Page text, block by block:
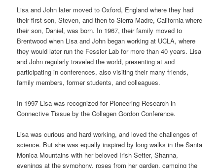
Lisa and John later moved to Oxford, England where they had
their first son, Steven, and then to Sierra Madre, California where
their son, Daniel, was born. In 1967, their family moved to
Brentwood when Lisa and John began working at UCLA, where
they would later run the Fessler Lab for more than 40 years. Lisa
and John regularly traveled the world, presenting at and
participating in conferences, also visiting their many friends,
family members, former students, and colleagues.
In 1997 Lisa was recognized for Pioneering Research in
Connective Tissue by the Collagen Gordon Conference.
Lisa was curious and hard working, and loved the challenges of
science. But she was equally inspired by long walks in the Santa
Monica Mountains with her beloved Irish Setter, Shanna,
evenings at the symphony, roses from her garden, camping the